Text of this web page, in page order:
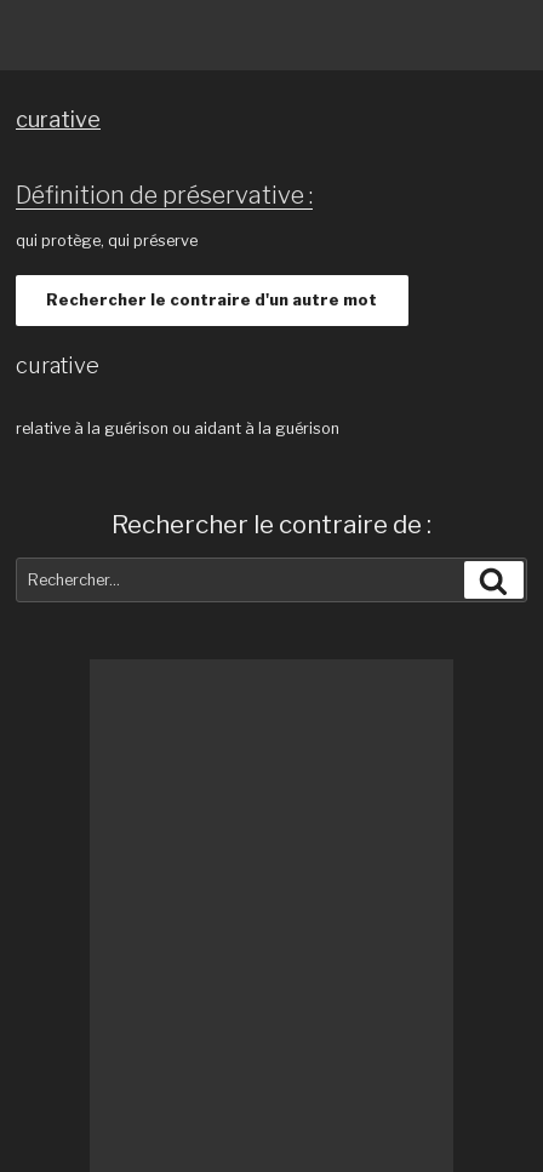
curative
Définition de préservative :
qui protège, qui préserve
Rechercher le contraire d'un autre mot
curative
relative à la guérison ou aidant à la guérison
Rechercher le contraire de :
pour